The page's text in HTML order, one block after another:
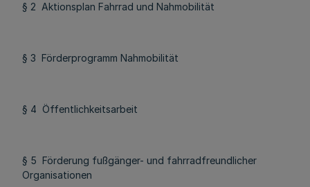
§ 2 Aktionsplan Fahrrad und Nahmobilität
§ 3 Förderprogramm Nahmobilität
§ 4 Öffentlichkeitsarbeit
§ 5 Förderung fußgänger- und fahrradfreundlicher
Organisationen